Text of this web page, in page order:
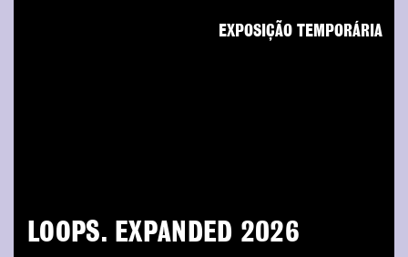
LOOPS. EXPANDED 2026
EXPOSIÇÃO TEMPORÁRIA